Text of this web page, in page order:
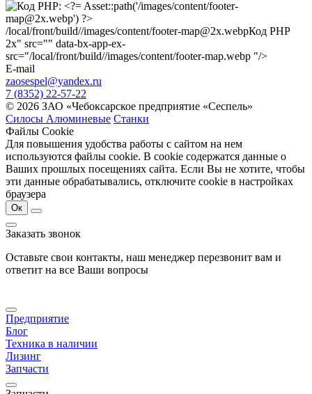
/local/front/build//images/content/footer-map@2x.webpКод PHP
2x" src="" data-bx-app-ex-
src="/local/front/build//images/content/footer-map.webp "/>
E-mail
zaosespel@yandex.ru
7 (8352) 22-57-22
© 2026 ЗАО «Чебоксарское предприятие «Сеспель»
Силосы Алюминевые Станки
Файлы Cookie
Для повышения удобства работы с сайтом на нем
используются файлы cookie. В cookie содержатся данные о
Ваших прошлых посещениях сайта. Если Вы не хотите, чтобы
эти данные обрабатывались, отключите cookie в настройках
браузера
Ок
Заказать звонок
Оставьте свои контакты, наш менеджер перезвонит вам и
ответит на все Ваши вопросы
Предприятие
Блог
Техника в наличии
Лизинг
Запчасти